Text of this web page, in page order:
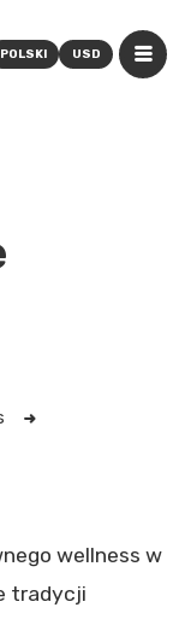
POLSKI USD
wellness w
tradycji